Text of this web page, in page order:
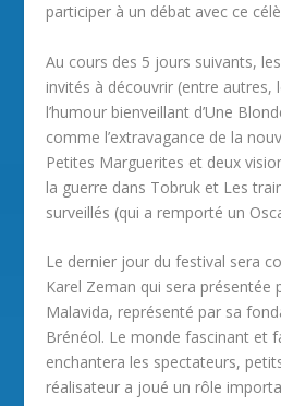
participer à un débat avec ce
Au cours des 5 jours suivants,
invités à découvrir (entre
l’humour bienveillant d’Une
comme l’extravagance de la
Petites Marguerites et deux
la guerre dans Tobruk et Les
surveillés (qui a remporté un
Le dernier jour du festival sera
Karel Zeman qui sera présentée
Malavida, représenté par sa
Brénéol. Le monde fascinant et
enchantera les spectateurs,
réalisateur a joué un rôle